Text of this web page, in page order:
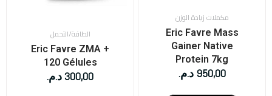
مكملات زيادة الوزن
Eric Favre Mass
Gainer Native
Protein 7kg
950,00 د.م.
الطاقة/التحمل
Eric Favre ZMA +
120 Gélules
300,00د.م.